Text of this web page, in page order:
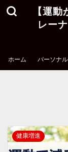
【運
レー
ホーム パーソナ
健康増進